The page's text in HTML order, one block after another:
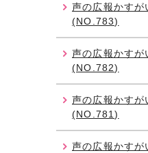
声の広報かす
(NO.783)
声の広報かす
(NO.782)
声の広報かす
(NO.781)
声の広報かす